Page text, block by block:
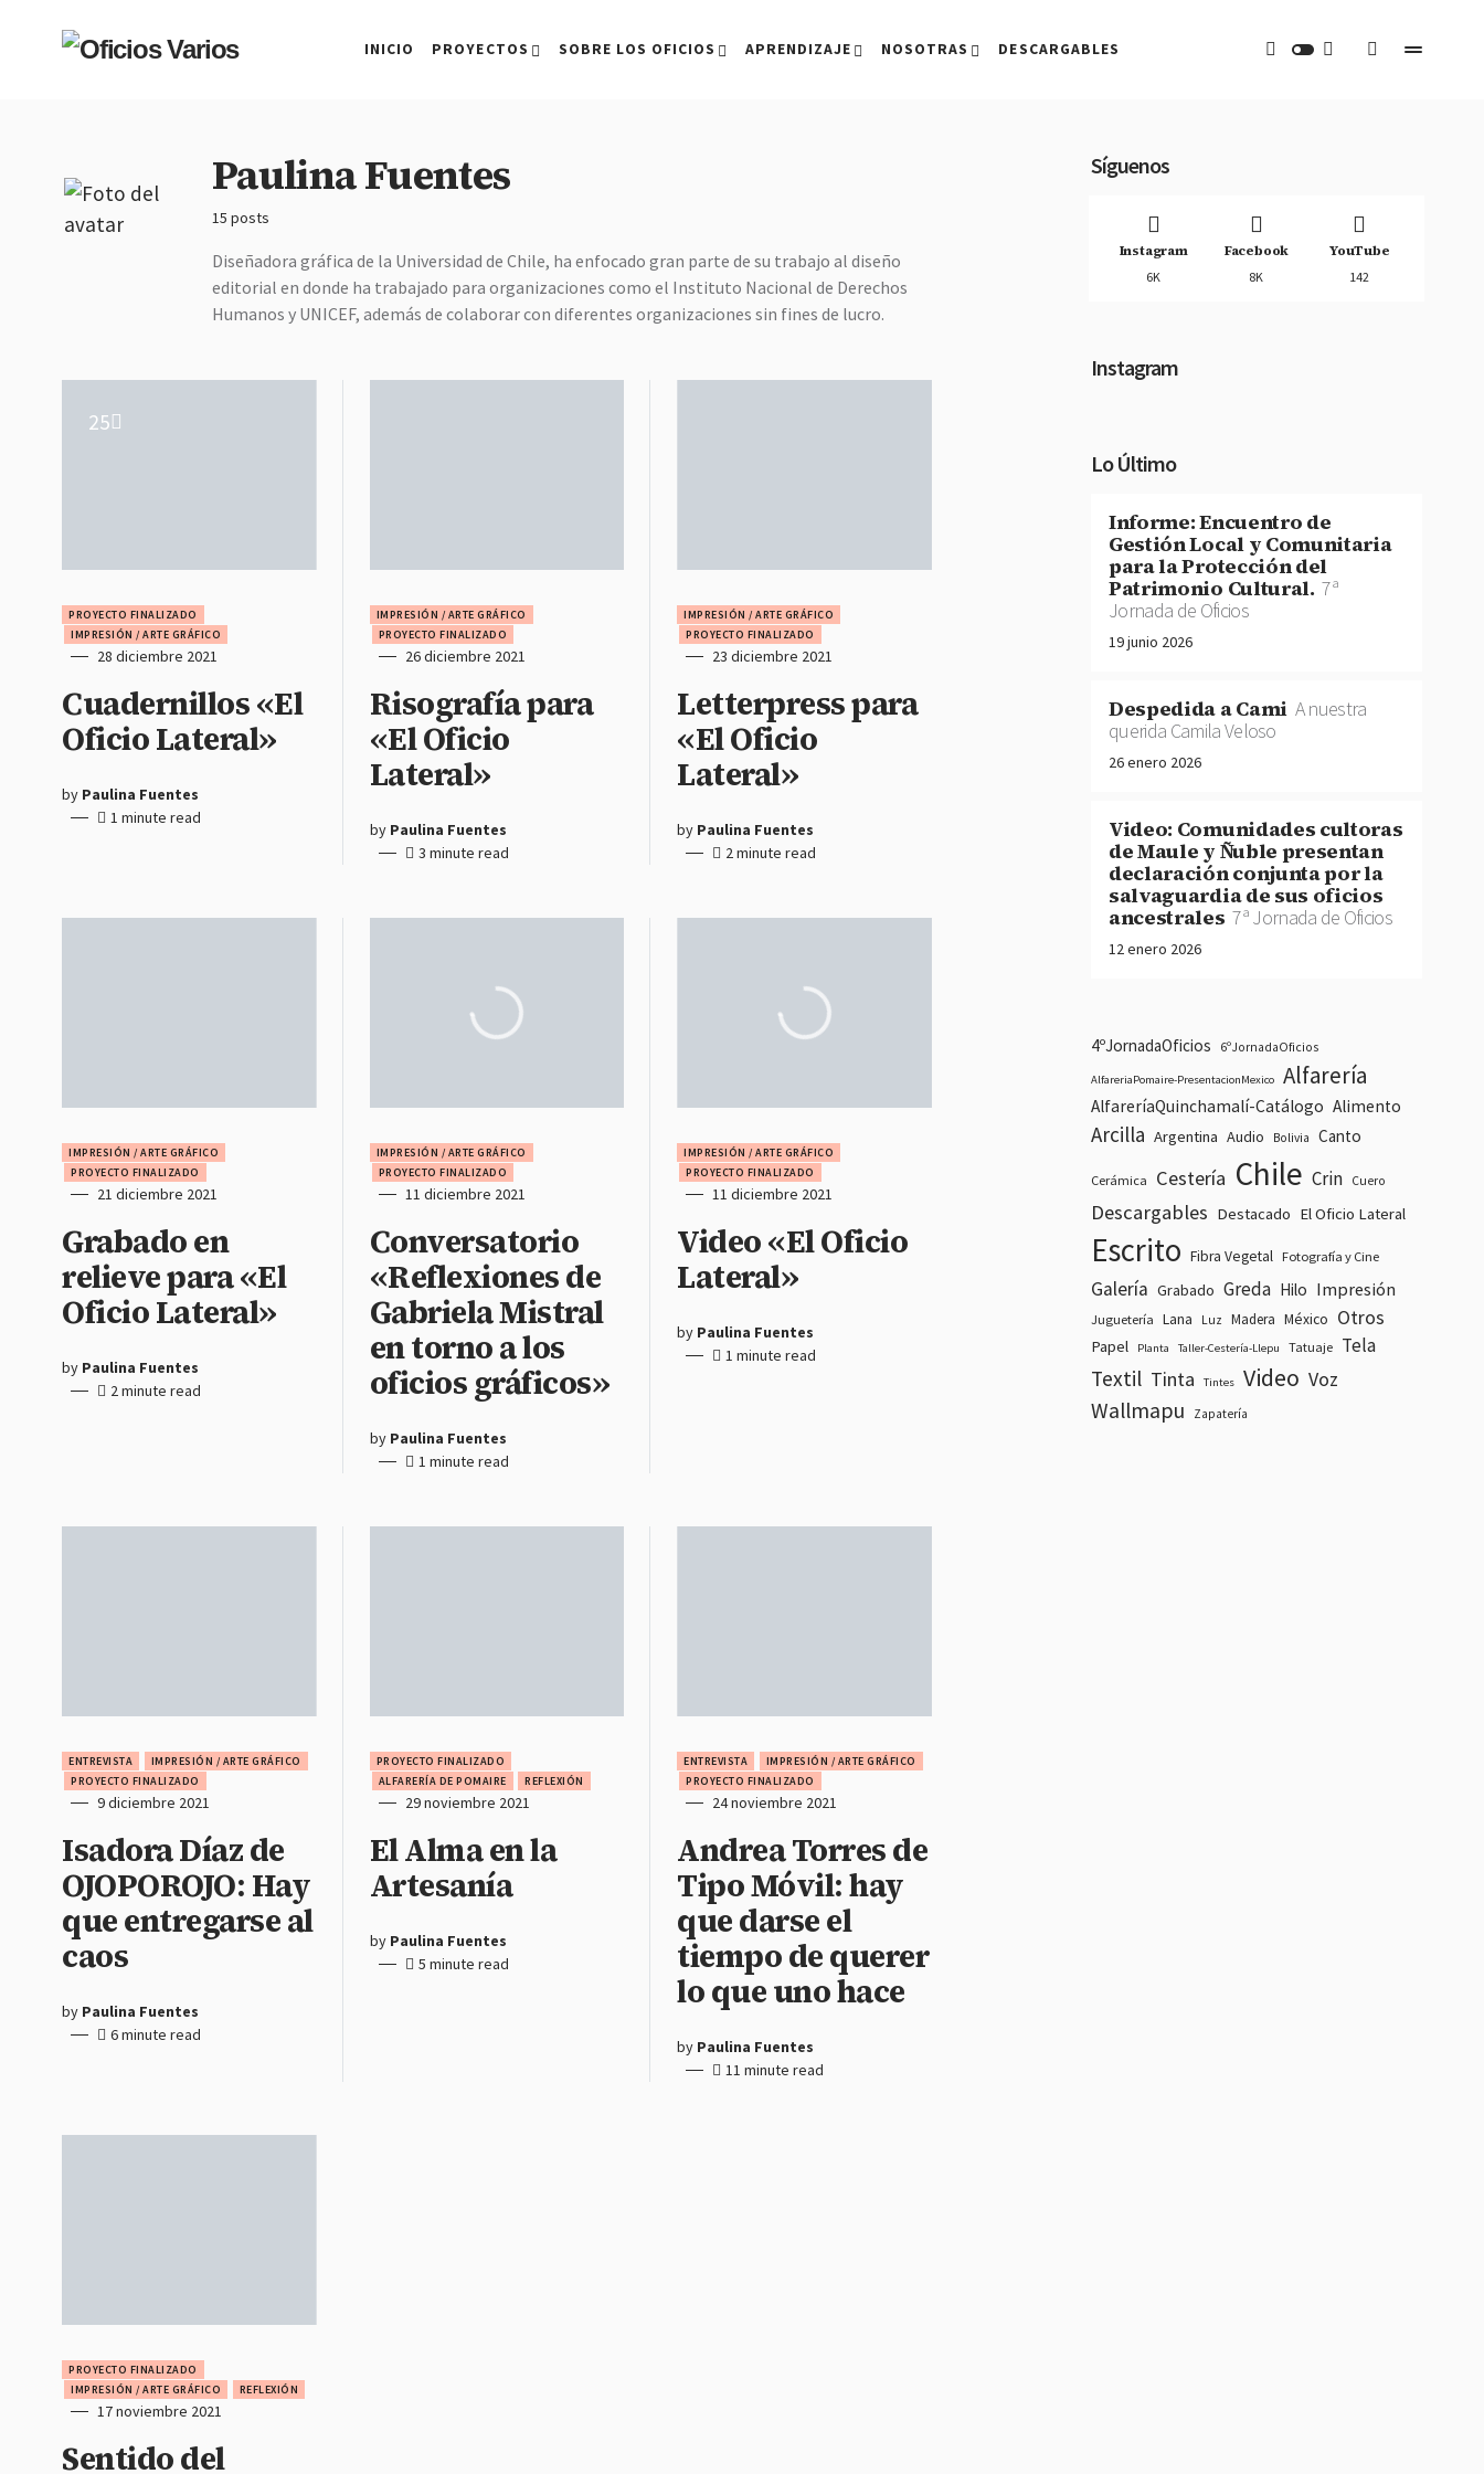
INICIO PROYECTOS SOBRE LOS OFICIOS APRENDIZAJE NOSOTRAS DESCARGABLES
Paulina Fuentes
15 posts
Diseñadora gráfica de la Universidad de Chile, ha enfocado gran parte de su trabajo al diseño
editorial en donde ha trabajado para organizaciones como el Instituto Nacional de Derechos
Humanos y UNICEF, además de colaborar con diferentes organizaciones sin fines de lucro.
25
PROYECTO FINALIZADO
IMPRESIÓN / ARTE GRÁFICO
28 diciembre 2021
Cuadernillos «El
Oficio Lateral»
by Paulina Fuentes
1 minute read
IMPRESIÓN / ARTE GRÁFICO
PROYECTO FINALIZADO
26 diciembre 2021
Risografía para
«El Oficio
Lateral»
by Paulina Fuentes
3 minute read
IMPRESIÓN / ARTE GRÁFICO
PROYECTO FINALIZADO
23 diciembre 2021
Letterpress para
«El Oficio
Lateral»
by Paulina Fuentes
2 minute read
IMPRESIÓN / ARTE GRÁFICO
PROYECTO FINALIZADO
21 diciembre 2021
Grabado en
relieve para «El
Oficio Lateral»
by Paulina Fuentes
2 minute read
IMPRESIÓN / ARTE GRÁFICO
PROYECTO FINALIZADO
11 diciembre 2021
Conversatorio
«Reflexiones de
Gabriela Mistral
en torno a los
oficios gráficos»
by Paulina Fuentes
1 minute read
IMPRESIÓN / ARTE GRÁFICO
PROYECTO FINALIZADO
11 diciembre 2021
Video «El Oficio
Lateral»
by Paulina Fuentes
1 minute read
ENTREVISTA
IMPRESIÓN / ARTE GRÁFICO
PROYECTO FINALIZADO
9 diciembre 2021
Isadora Díaz de
OJOPOROJO: Hay
que entregarse al
caos
by Paulina Fuentes
6 minute read
PROYECTO FINALIZADO
ALFARERÍA DE POMAIRE
REFLEXIÓN
29 noviembre 2021
El Alma en la
Artesanía
by Paulina Fuentes
5 minute read
ENTREVISTA
IMPRESIÓN / ARTE GRÁFICO
PROYECTO FINALIZADO
24 noviembre 2021
Andrea Torres de
Tipo Móvil: hay
que darse el
tiempo de querer
lo que uno hace
by Paulina Fuentes
11 minute read
PROYECTO FINALIZADO
IMPRESIÓN / ARTE GRÁFICO
REFLEXIÓN
17 noviembre 2021
Sentido del
Síguenos
Instagram
6K
Facebook
8K
YouTube
142
Instagram
Lo Último
Informe: Encuentro de
Gestión Local y Comunitaria
para la Protección del
Patrimonio Cultural. 7ª
Jornada de Oficios
19 junio 2026
Despedida a Cami A nuestra
querida Camila Veloso
26 enero 2026
Video: Comunidades cultoras
de Maule y Ñuble presentan
declaración conjunta por la
salvaguardia de sus oficios
ancestrales 7ª Jornada de Oficios
12 enero 2026
4ºJornadaOficios 6ºJornadaOficios
AlfareriaPomaire-PresentacionMexico Alfarería
AlfareríaQuinchamalí-Catálogo Alimento
Arcilla Argentina Audio Bolivia Canto
Cerámica Cestería Chile Crin Cuero
Descargables Destacado El Oficio Lateral
Escrito Fibra Vegetal Fotografía y Cine
Galería Grabado Greda Hilo Impresión
Juguetería Lana Luz Madera México Otros
Papel Planta Taller-Cestería-Llepu Tatuaje Tela
Textil Tinta Tintes Video Voz
Wallmapu Zapatería